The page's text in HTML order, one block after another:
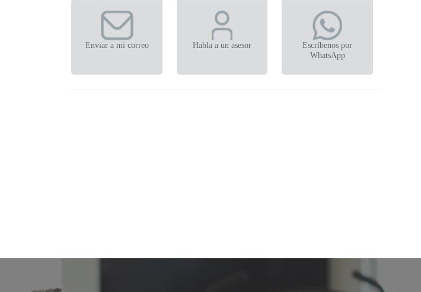
Enviar a mi correo Habla a un asesor
Escríbenos por
WhatsApp